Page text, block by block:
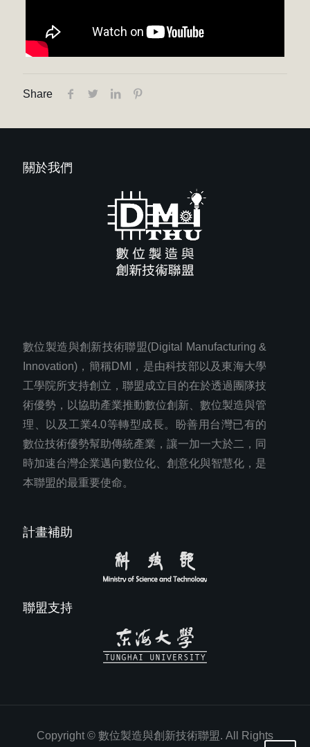
Share
關於我們
數位製造與創新技術聯盟(Digital Manufacturing &
Innovation)，簡稱DMI，是由科技部以及東海大學
工學院所支持創立，聯盟成立目的在於透過團隊技
術優勢，以協助產業推動數位創新、數位製造與管
理、以及工業4.0等轉型成長。盼善用台灣已有的
數位技術優勢幫助傳統產業，讓一加一大於二，同
時加速台灣企業邁向數位化、創意化與智慧化，是
本聯盟的最重要使命。
計畫補助
聯盟支持
Copyright © 數位製造與創新技術聯盟. All Rights